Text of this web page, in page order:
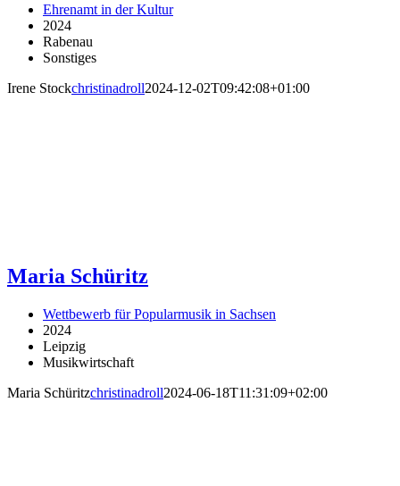
Ehrenamt in der Kultur
2024
Rabenau
Sonstiges
Irene Stockchristinadroll2024-12-02T09:42:08+01:00
Maria Schüritz
Wettbewerb für Popularmusik in Sachsen
2024
Leipzig
Musikwirtschaft
Maria Schüritzchristinadroll2024-06-18T11:31:09+02:00